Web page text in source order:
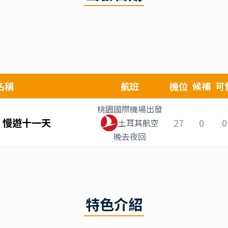
稱 航班 機位 候補 可
遊十一天
桃園國際機場出發
土耳其航空
晚去夜回
27 0 0
特色介紹